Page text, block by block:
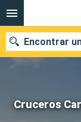
Cruceros
Encontrar
Nuestros